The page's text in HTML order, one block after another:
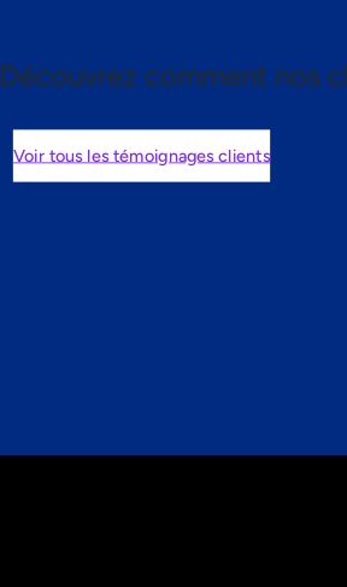
Découvrez comment nos
Voir tous les témoignages clients